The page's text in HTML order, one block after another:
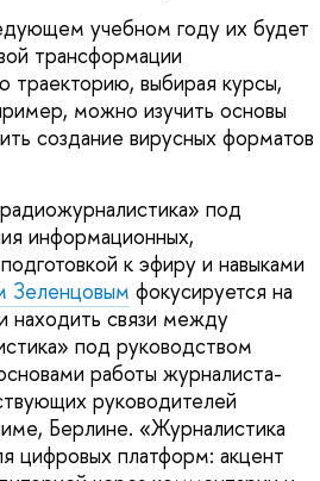
учебном году их будет
трансформации
выбирая курсы,
можно изучить основы
создание вирусных форматов
под
информационных,
к эфиру и навыками
Зеленцовым фокусируется на
находить связи между
под руководством
работы журналиста-
руководителей
Берлине. «Журналистика
цифровых платформ: акцент